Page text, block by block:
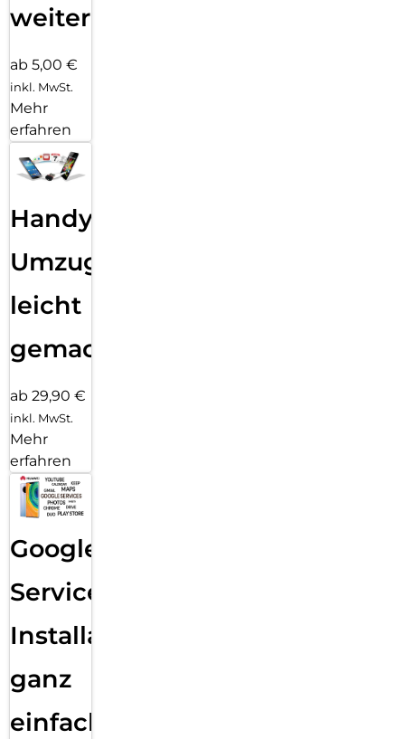
weiter
ab 5,00 €
inkl. MwSt.
Mehr
erfahren
Handy
Umzug
leicht
gemacht!
ab 29,90 €
inkl. MwSt.
Mehr
erfahren
Google
Services
Installation
ganz
einfach